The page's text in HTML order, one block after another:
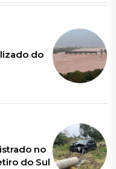
do
no
do Sul